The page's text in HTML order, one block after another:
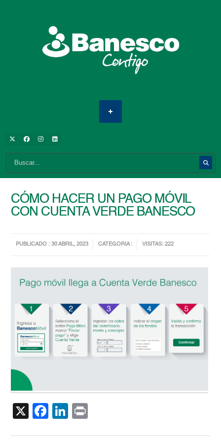
CÓMO HACER UN PAGO MÓVIL
CON CUENTA VERDE BANESCO
PUBLICADO : 30 ABRIL, 2023 CATEGORIA : VISITAS: 222
X Facebook
LinkedIn